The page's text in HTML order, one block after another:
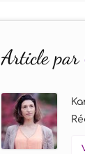
Article par